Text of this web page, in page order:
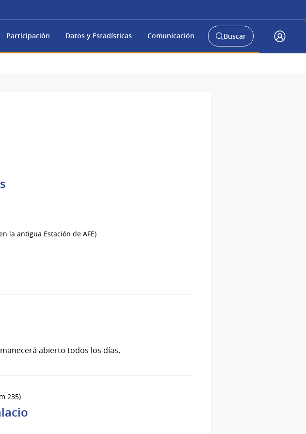
Participación Datos y Estadísticas Comunicación
Abrir
buscador
Buscar
a
la antigua Estación de AFE)
abierto todos los días.
235)